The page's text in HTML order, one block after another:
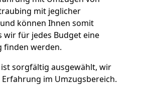
mit jeglicher
können Ihnen somit
wir für jedes Budget eine
finden werden.
ist sorgfältig ausgewählt, wir
Erfahrung im Umzugsbereich.